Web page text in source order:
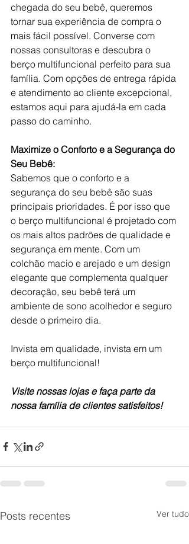
chegada do seu bebê, queremos
tornar sua experiência de compra o
mais fácil possível. Converse com
nossas consultoras e descubra o
berço multifuncional perfeito para sua
família. Com opções de entrega rápida
e atendimento ao cliente excepcional,
estamos aqui para ajudá-la em cada
passo do caminho.
Maximize o Conforto e a Segurança do
Seu Bebê:
Sabemos que o conforto e a
segurança do seu bebê são suas
principais prioridades. É por isso que
o berço multifuncional é projetado com
os mais altos padrões de qualidade e
segurança em mente. Com um
colchão macio e arejado e um design
elegante que complementa qualquer
decoração, seu bebê terá um
ambiente de sono acolhedor e seguro
desde o primeiro dia.
Invista em qualidade, invista em um
berço multifuncional!
Visite nossas lojas e faça parte da
nossa família de clientes satisfeitos!
Posts recentes Ver tudo